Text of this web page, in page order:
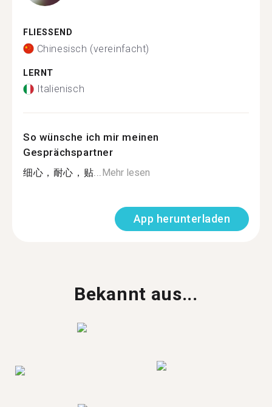
FLIESSEND
Chinesisch (vereinfacht)
LERNT
Italienisch
So wünsche ich mir meinen
Gesprächspartner
细心，耐心，贴...Mehr lesen
App herunterladen
Bekannt aus...